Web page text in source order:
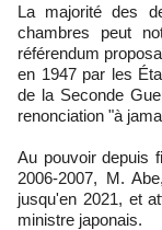
La majorité des
chambres peut
référendum
en 1947 par les
de la Seconde
renonciation "à
Au pouvoir depuis
2006-2007, M.
jusqu'en 2021, et
ministre japonais.